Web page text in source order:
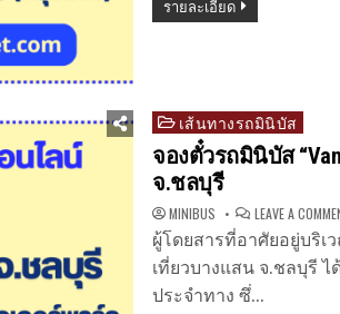
รายละเอียด
Posted
in
เส้นทางรถมินิบัส
จองตั๋วรถมินิบัส
จ.ชลบุรี
MINIBUS LEAVE A
ผู้โดยสารที่อาศัยอยู่บริเ
เที่ยวบางแสน จ.ชลบุรี
ประจำทาง ซึ่…